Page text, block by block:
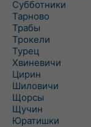
Субботники
Тарново
Трабы
Трокели
Турец
Хвиневичи
Цирин
Шиловичи
Щорсы
Щучин
Юратишки